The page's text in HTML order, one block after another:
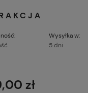
Wysyłka w:
5 dni
zł